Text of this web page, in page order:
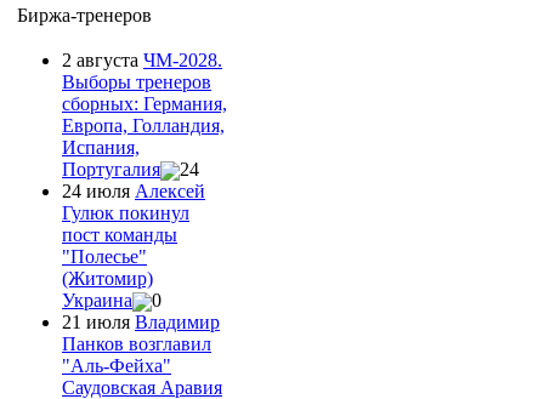
Биржа-тренеров
2 августа ЧМ-2028.
Выборы тренеров
сборных: Германия,
Европа, Голландия,
Испания,
Португалия
24
24 июля Алексей
Гулюк покинул
пост команды
"Полесье"
(Житомир)
Украина
0
21 июля Владимир
Панков возглавил
"Аль-Фейха"
Саудовская Аравия